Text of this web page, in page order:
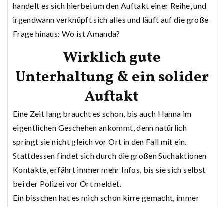
handelt es sich hierbei um den Auftakt einer Reihe, und
irgendwann verknüpft sich alles und läuft auf die große
Frage hinaus: Wo ist Amanda?
Wirklich gute
Unterhaltung & ein solider
Auftakt
Eine Zeit lang braucht es schon, bis auch Hanna im
eigentlichen Geschehen ankommt, denn natürlich
springt sie nicht gleich vor Ort in den Fall mit ein.
Stattdessen findet sich durch die großen Suchaktionen
Kontakte, erfährt immer mehr Infos, bis sie sich selbst
bei der Polizei vor Ort meldet.
Ein bisschen hat es mich schon kirre gemacht, immer